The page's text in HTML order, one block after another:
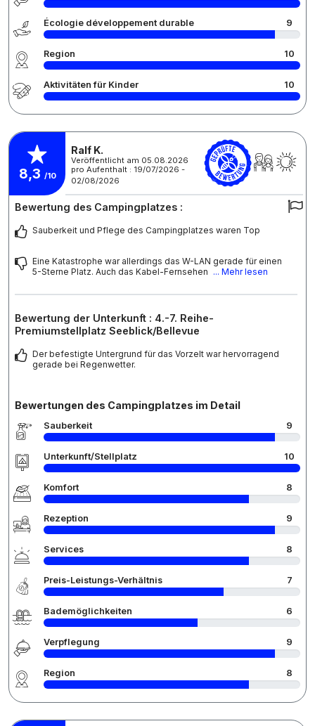
Écologie développement durable 9
Region 10
Aktivitäten für Kinder 10
8,3 /10
Ralf K.
Veröffentlicht am 05.08.2026
pro Aufenthalt : 19/07/2026 -
02/08/2026
Bewertung des Campingplatzes :
Sauberkeit und Pflege des Campingplatzes waren Top
Eine Katastrophe war allerdings das W-LAN gerade für einen
5-Sterne Platz. Auch das Kabel-Fernsehen ... Mehr lesen
Bewertung der Unterkunft : 4.-7. Reihe-
Premiumstellplatz Seeblick/Bellevue
Der befestigte Untergrund für das Vorzelt war hervorragend
gerade bei Regenwetter.
Bewertungen des Campingplatzes im Detail
Sauberkeit 9
Unterkunft/Stellplatz 10
Komfort 8
Rezeption 9
Services 8
Preis-Leistungs-Verhältnis 7
Bademöglichkeiten 6
Verpflegung 9
Region 8